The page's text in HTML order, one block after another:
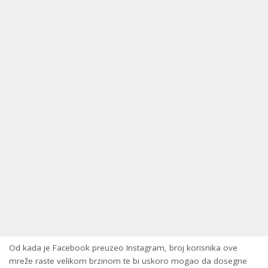
Od kada je Facebook preuzeo Instagram, broj korisnika ove
mreže raste velikom brzinom te bi uskoro mogao da dosegne